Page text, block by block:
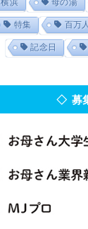
横浜 母の湯
特集 百万
記念日
◇ 募